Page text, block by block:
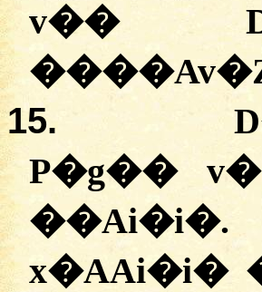
v��
�
15.
P�g��
��Ai�i�.
x�AAi�i�